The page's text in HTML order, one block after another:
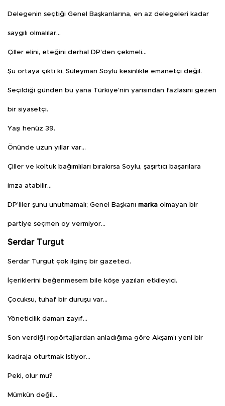
Delegenin seçtiği Genel Başkanlarına, en az delegeleri kadar
saygılı olmalılar…
Çiller elini, eteğini derhal DP’den çekmeli…
Şu ortaya çıktı ki, Süleyman Soylu kesinlikle emanetçi değil.
Seçildiği günden bu yana Türkiye’nin yarısından fazlasını gezen
bir siyasetçi.
Yaşı henüz 39.
Önünde uzun yıllar var…
Çiller ve koltuk bağımlıları bırakırsa Soylu, şaşırtıcı başarılara
imza atabilir…
DP’liler şunu unutmamalı; Genel Başkanı marka olmayan bir
partiye seçmen oy vermiyor…
Serdar Turgut
Serdar Turgut çok ilginç bir gazeteci.
İçeriklerini beğenmesem bile köşe yazıları etkileyici.
Çocuksu, tuhaf bir duruşu var…
Yöneticilik damarı zayıf…
Son verdiği ropörtajlardan anladığıma göre Akşam’ı yeni bir
kadraja oturtmak istiyor…
Peki, olur mu?
Mümkün değil…